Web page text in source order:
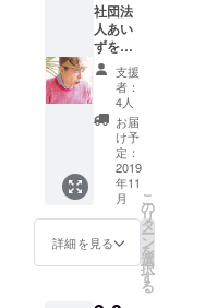
社団法
人あい
ずを応
援 白井
伊三雄
さん 高
次脳機
能障害
の当事
者であ
り、口
笛カ
フェを
開催し
てい
支援
者：
4人
お届
け予
定：
2019
年11
月
詳細を見る
こ
の
リ
タ
ー
ン
を
選
択
す
る